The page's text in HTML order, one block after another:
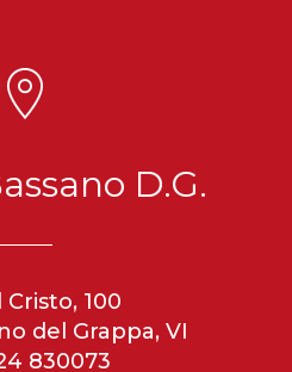
D.G.
Cristo, 100
del Grappa, VI
830073